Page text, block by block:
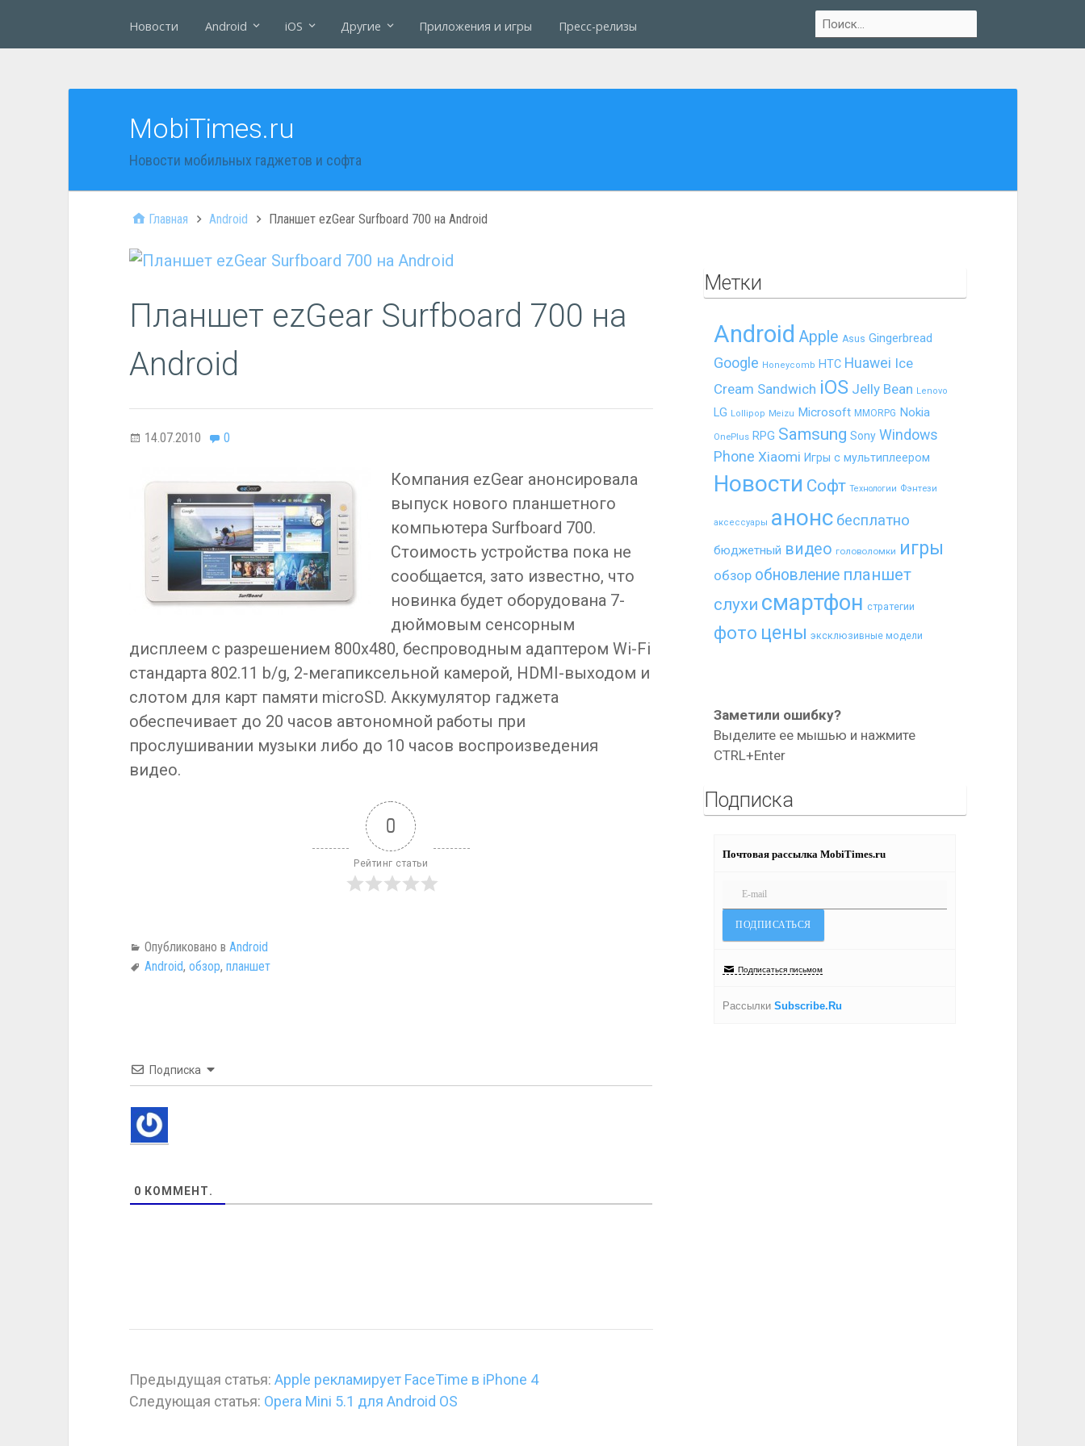
Новости Android iOS Другие Приложения и игры Пресс-релизы
MobiTimes.ru
Новости мобильных гаджетов и софта
Главная Android Планшет ezGear Surfboard 700 на Android
Планшет ezGear Surfboard 700 на
Android
14.07.2010 0
Компания ezGear анонсировала
выпуск нового планшетного
компьютера Surfboard 700.
Стоимость устройства пока не
сообщается, зато известно, что
новинка будет оборудована 7-
дюймовым сенсорным
дисплеем с разрешением 800х480, беспроводным адаптером Wi-Fi
стандарта 802.11 b/g, 2-мегапиксельной камерой, HDMI-выходом и
слотом для карт памяти microSD. Аккумулятор гаджета
обеспечивает до 20 часов автономной работы при
прослушивании музыки либо до 10 часов воспроизведения
видео.
0
Рейтинг статьи
Опубликовано в Android
Android, обзор, планшет
Подписка
0 КОММЕНТ.
Предыдущая статья: Apple рекламирует FaceTime в iPhone 4
Следующая статья: Opera Mini 5.1 для Android OS
Метки
Android Apple Asus Gingerbread
Google Honeycomb HTC Huawei Ice
Cream Sandwich iOS Jelly Bean Lenovo
LG Lollipop Meizu Microsoft MMORPG Nokia
OnePlus RPG Samsung Sony Windows
Phone Xiaomi Игры с мультиплеером
Новости Софт Технологии Фэнтези
аксессуары анонс бесплатно
бюджетный видео головоломки игры
обзор обновление планшет
слухи смартфон стратегии
фото цены эксклюзивные модели
Заметили ошибку?
Выделите ее мышью и нажмите
CTRL+Enter
Подписка
Почтовая рассылка MobiTimes.ru
Подписаться письмом
РассылкиSubscribe.Ru